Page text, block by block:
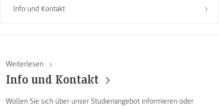
Info und Kontakt
Weiterlesen
Info und Kontakt
Wollen Sie sich über unser Studienangebot informieren oder